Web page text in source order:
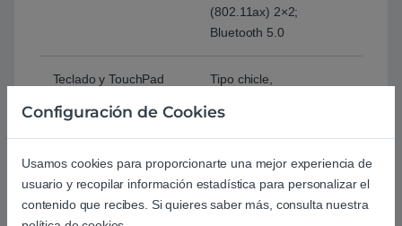
(802.11ax) 2×2;
Bluetooth 5.0
Teclado y TouchPad
Tipo chicle,
Batería
67Wh, 4 Celdas, Iones
de Litio
Configuración de Cookies
Usamos cookies para proporcionarte una mejor experiencia de
usuario y recopilar información estadística para personalizar el
contenido que recibes. Si quieres saber más, consulta nuestra